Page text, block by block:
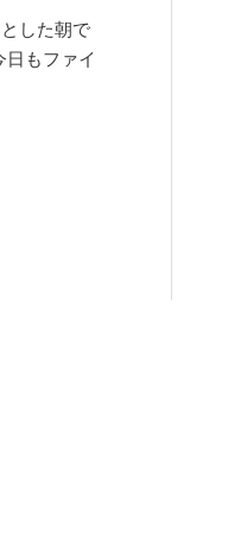
した朝で
もファイ